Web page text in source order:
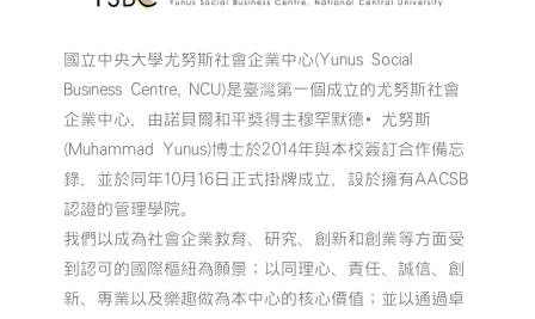
國立中央大學尤努斯社會企業中心(Yunus Social
Business Centre, NCU)是臺灣第一個成立的尤努斯社會
企業中心，由諾貝爾和平獎得主穆罕默德•尤努斯
(Muhammad Yunus)博士於2014年與本校簽訂合作備忘
錄，並於同年10月16日正式掛牌成立，設於擁有AACSB
認證的管理學院。
我們以成為社會企業教育、研究、創新和創業等方面受
到認可的國際樞紐為願景；以同理心、責任、誠信、創
新、專業以及樂趣做為本中心的核心價值；並以通過卓